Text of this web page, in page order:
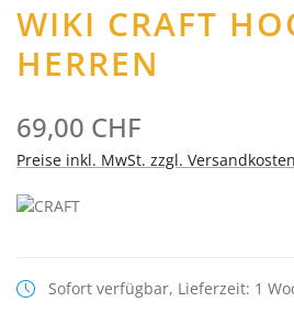
WIKI CRAFT
HERREN
69,00 CHF
Preise inkl. MwSt. zzgl. Versandkosten
Sofort verfügbar, Lieferzeit: 1